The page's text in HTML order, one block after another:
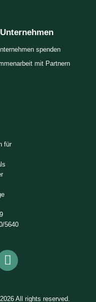
spenden
mit Partnern
für
5640
All rights reserved.